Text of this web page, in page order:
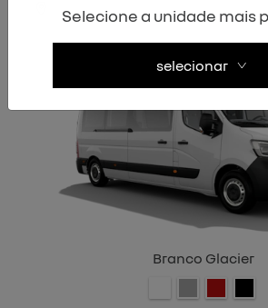
L3H2
Branco Glacier
Selecione a unidade mais
selecionar